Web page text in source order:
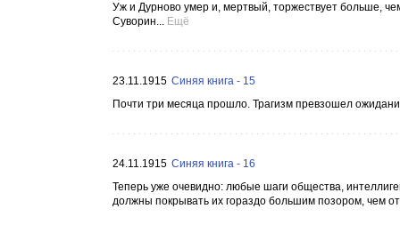
Уж и Дурново умер и, мертвый, торжествует больше,
Суворин... Ещё
23.11.1915 Синяя книга - 15
Почти три месяца прошло. Трагизм превзошел
24.11.1915 Синяя книга - 16
Теперь уже очевидно: любые шаги общества,
должны покрывать их гораздо большим позором, чем